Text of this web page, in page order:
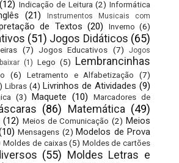
(12) Indicação de Leitura (2) Informática
(21)
Instrumentos Musicais com
de Textos (20) Inverno (6)
(51) Jogos Didáticos (65)
(7) Jogos Educativos (7)
Jogos
(1) Lego (5) Lembrancinhas
(6) Letramento e Alfabetização
(7)
Libras (4) Livrinhos de Atividades (9)
(3) Maquete (10)
Marcadores de
(86) Matemática (49)
(12) Meios de Comunicação (2) Meios
Mensagens (2) Modelos de Prova
Moldes de caixas (5) Moldes de cartões
(55) Moldes Letras e